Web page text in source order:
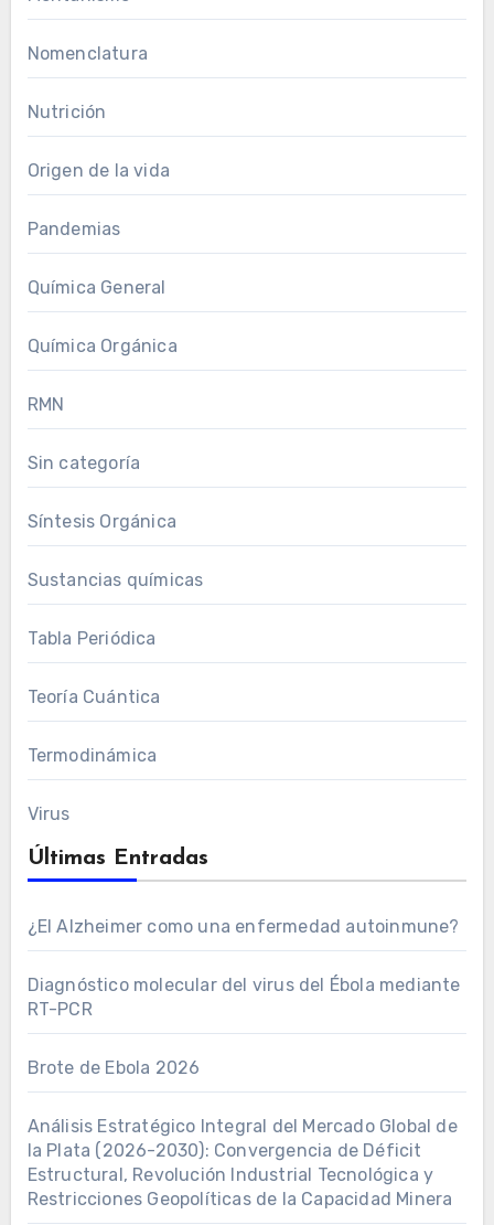
Nomenclatura
Nutrición
Origen de la vida
Pandemias
Química General
Química Orgánica
RMN
Sin categoría
Síntesis Orgánica
Sustancias químicas
Tabla Periódica
Teoría Cuántica
Termodinámica
Virus
Últimas Entradas
¿El Alzheimer como una enfermedad autoinmune?
Diagnóstico molecular del virus del Ébola mediante
RT-PCR
Brote de Ebola 2026
Análisis Estratégico Integral del Mercado Global de
la Plata (2026-2030): Convergencia de Déficit
Estructural, Revolución Industrial Tecnológica y
Restricciones Geopolíticas de la Capacidad Minera